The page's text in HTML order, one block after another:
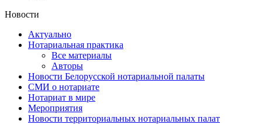
Новости
Актуально
Нотариальная практика
Все материалы
Авторы
Новости Белорусской нотариальной палаты
СМИ о нотариате
Нотариат в мире
Мероприятия
Новости территориальных нотариальных палат